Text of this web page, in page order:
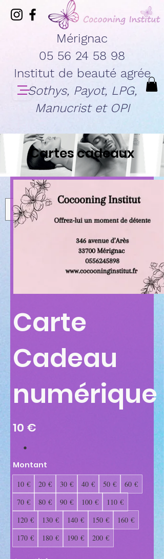
Mérignac
05 56 24 58 98
Institut de beauté agrée
Sothys, Payot, LPG,
Manucrist et OPI
Cartes cadeaux
Carte
Cadeau
numérique
10 €
Montant
10 € 20 € 30 € 40 € 50 €
60 €
70 €
80 € 90 € 100 €
110 €
120 €
130 € 140 € 150 €
160 €
170 €
180 € 190 € 200 €